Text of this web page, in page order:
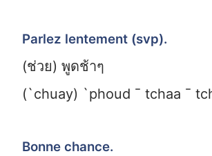
Parlez lentement (svp).
(ช่วย) พูดช้าๆ
(`chuay) `phoud ¯ tchaa ¯
Bonne chance.